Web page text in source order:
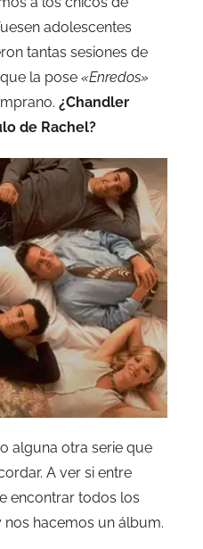
adolescentes
tantas sesiones de
la pose «Enredos»
¿Chandler
de Rachel?
alguna otra serie que
A ver si entre
encontrar todos los
nos hacemos un álbum.